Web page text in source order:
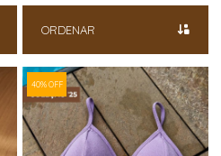
ORDENAR
40% OFF